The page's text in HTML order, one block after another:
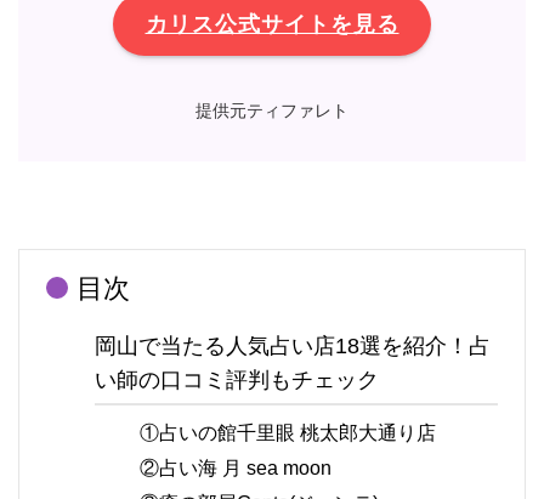
カリス公式サイトを見る
提供元ティファレト
目次
岡山で当たる人気占い店18選を紹介！占
い師の口コミ評判もチェック
①占いの館千里眼 桃太郎大通り店
②占い海 月 sea moon